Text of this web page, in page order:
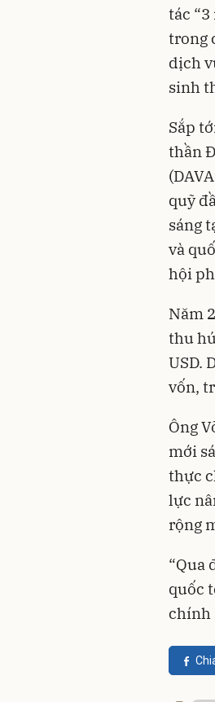
tác
trong
dịch
sinh
Sắp
thần
quỹ
sáng
và
hội
Năm
thu
USD.
vốn,
Ông
mới
thực
lực
rộng
“Qua
quốc
chính